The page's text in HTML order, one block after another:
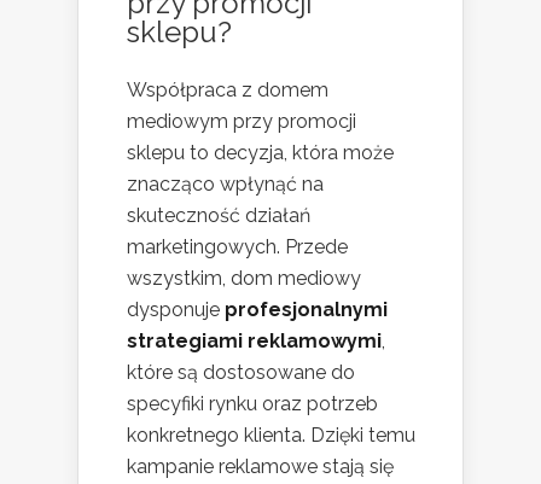
sklepu?
Współpraca z domem
mediowym przy promocji
sklepu to decyzja, która może
znacząco wpłynąć na
skuteczność działań
marketingowych. Przede
wszystkim, dom mediowy
dysponuje profesjonalnymi
strategiami reklamowymi
które są dostosowane do
specyfiki rynku oraz potrzeb
konkretnego klienta. Dzięki temu
kampanie reklamowe stają się